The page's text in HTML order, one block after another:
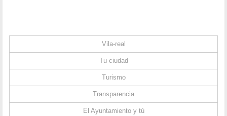
Vila-real
Tu ciudad
Turismo
Transparencia
El Ayuntamiento y tú